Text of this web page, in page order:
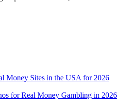
Money Sites in the USA for 2026
for Real Money Gambling in 2026